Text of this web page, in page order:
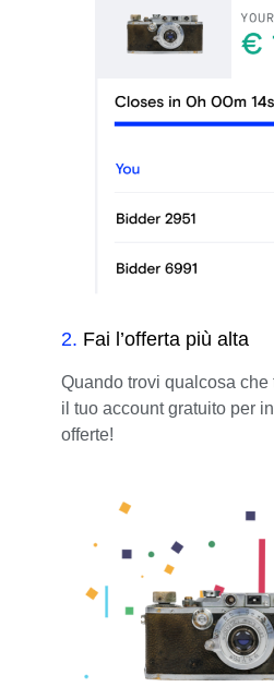
2. Fai l’offerta più alta
Quando trovi qualcosa che
il tuo account gratuito per
offerte!